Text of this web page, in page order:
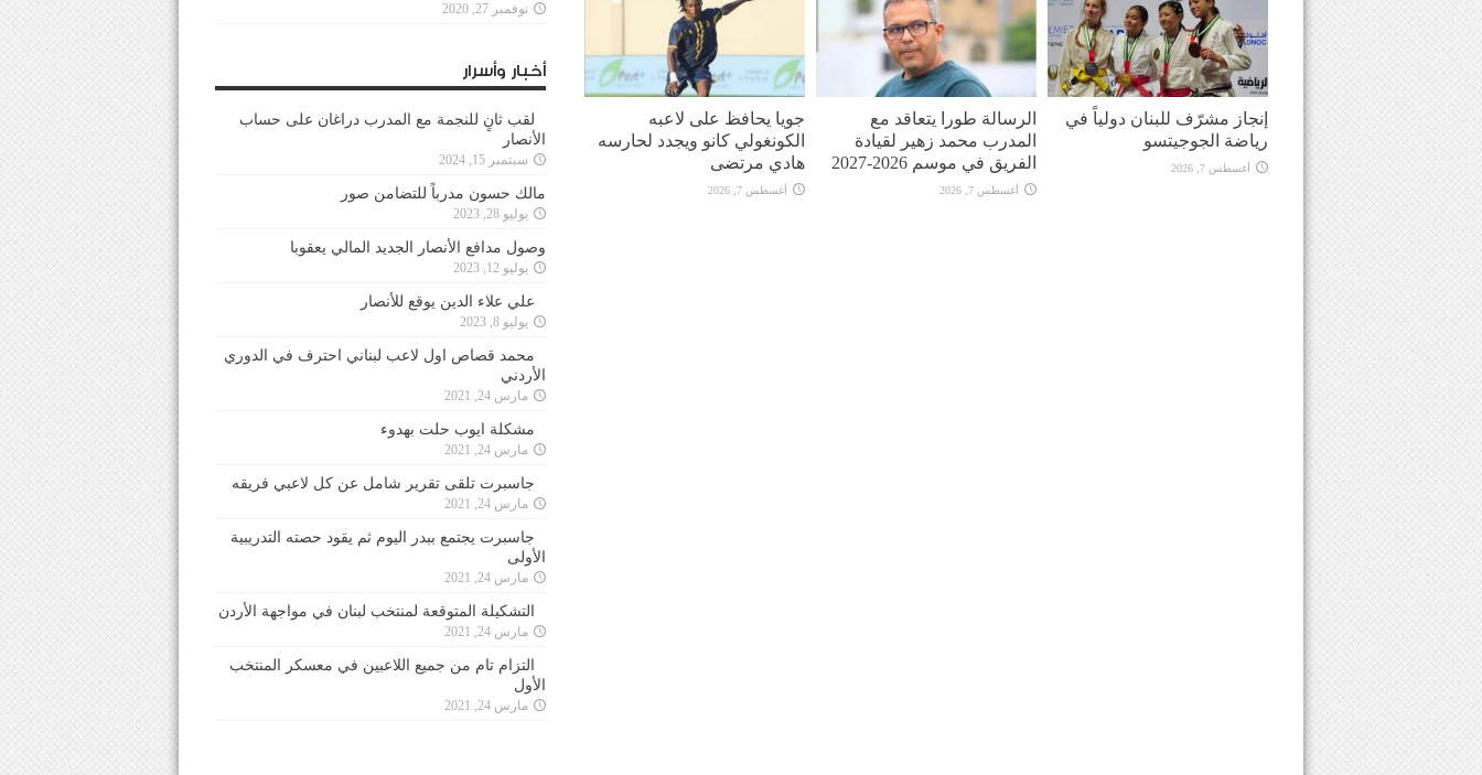
إنجاز مشرّف للبنان دولياً في
رياضة الجوجيتسو
أغسطس 7, 2026
الرسالة طورا يتعاقد مع
المدرب محمد زهير لقيادة
الفريق في موسم 2026-2027
أغسطس 7, 2026
جويا يحافظ على لاعبه
الكونغولي كانو ويجدد لحارسه
هادي مرتضى
أغسطس 7, 2026
نوفمبر 27, 2020
أخبار وأسرار
لقب ثانٍ للنجمة مع المدرب دراغان على حساب
الأنصار
سبتمبر 15, 2024
مالك حسون مدرباً للتضامن صور
يوليو 28, 2023
وصول مدافع الأنصار الجديد المالي يعقوبا
يوليو 12, 2023
علي علاء الدين يوقع للأنصار
يوليو 8, 2023
محمد قصاص اول لاعب لبناني احترف في الدوري
الأردني
مارس 24, 2021
مشكلة ايوب حلت بهدوء
مارس 24, 2021
جاسبرت تلقى تقرير شامل عن كل لاعبي فريقه
مارس 24, 2021
جاسبرت يجتمع ببدر اليوم ثم يقود حصته التدريبية
الأولى
مارس 24, 2021
التشكيلة المتوقعة لمنتخب لبنان في مواجهة الأردن
مارس 24, 2021
التزام تام من جميع اللاعبين في معسكر المنتخب
الأول
مارس 24, 2021